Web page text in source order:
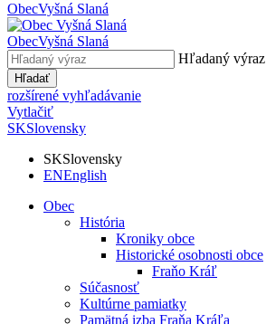
ObecVyšná Slaná
ObecVyšná Slaná
Hľadaný výraz
Hľadať
rozšírené vyhľadávanie
Vytlačiť
SKSlovensky
SKSlovensky
ENEnglish
Obec
História
Kroniky obce
Historické osobnosti obce
Fraňo Kráľ
Súčasnosť
Kultúrne pamiatky
Pamätná izba Fraňa Kráľa